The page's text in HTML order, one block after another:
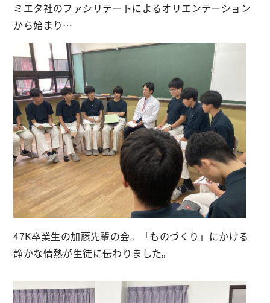
ミエタ社のファシリテートによるオリエンテーション
から始まり…
47K卒業生の加藤先輩の会。「ものづくり」にかける
静かな情熱が生徒に伝わりました。